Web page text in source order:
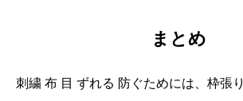
まとめ
刺繍 布 目 ずれる 防ぐためには、枠張